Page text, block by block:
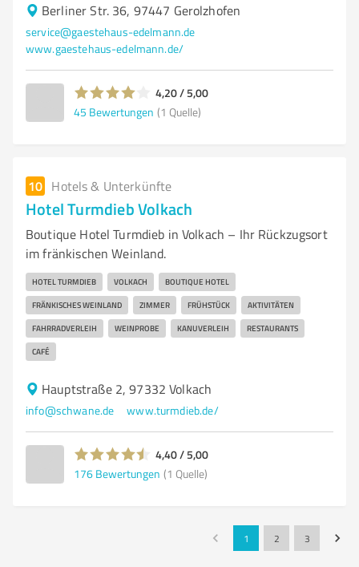
Berliner Str. 36, 97447 Gerolzhofen
service@gaestehaus-edelmann.de
www.gaestehaus-edelmann.de/
4,20 / 5,00
45 Bewertungen (1 Quelle)
10 Hotels & Unterkünfte
Hotel Turmdieb Volkach
Boutique Hotel Turmdieb in Volkach – Ihr Rückzugsort
im fränkischen Weinland.
HOTEL TURMDIEB VOLKACH BOUTIQUE HOTEL
FRÄNKISCHES WEINLAND ZIMMER FRÜHSTÜCK AKTIVITÄTEN
FAHRRADVERLEIH WEINPROBE KANUVERLEIH RESTAURANTS
CAFÉ
Hauptstraße 2, 97332 Volkach
info@schwane.de www.turmdieb.de/
4,40 / 5,00
176 Bewertungen (1 Quelle)
1 2 3